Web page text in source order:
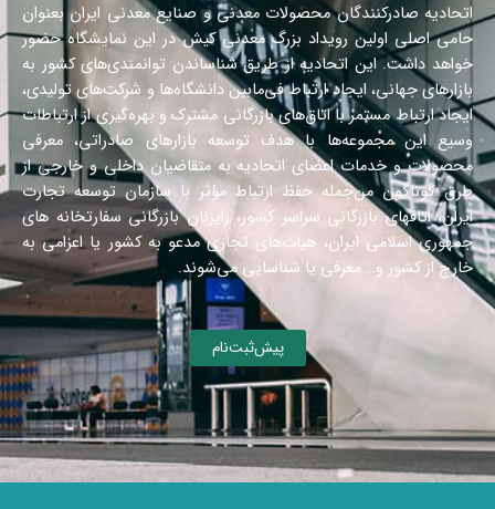
اتحادیه صادرکنندگان محصولات معدنی و صنایع معدنی ایران بعنوان
حامی اصلی اولین رویداد بزرگ معدنی کیش در این نمایشگاه حضور
خواهد داشت. این اتحادیه از طریق شناساندن توانمندی‌های کشور به
بازارهای جهانی، ایجاد ارتباط فی‌‎مابین دانشگاه‌‎‌ها و شرکت‌های تولیدی،
ایجاد ارتباط مستمر با اتاق‌های بازرگانی مشترک و بهره‌گیری از ارتباطات
وسیع این مجموعه‌ها با هدف توسعه بازارهای صادراتی، معرفی
محصولات و خدمات اعضای اتحادیه به متقاضیان داخلی و خارجی از
طرق گوناگون من‌‎جمله حفظ ارتباط مؤثر با سازمان توسعه تجارت
ایران، اتاقهای بازرگانی سراسر کشور، رایزنان بازرگانی سفارتخانه های
جمهوری اسلامی ایران، هیات‌های تجاری مدعو به کشور یا اعزامی به
خارج از کشور و… معرفی یا شناسایی می‌شوند.
پیش‌ثبت‌نام